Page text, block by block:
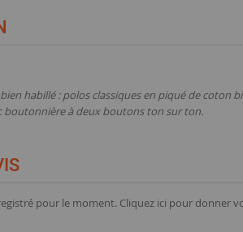
habillé : polos classiques en piqué de coton
boutonnière à deux boutons ton sur ton.
pour le moment. Cliquez ici pour donner